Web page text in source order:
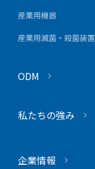
産業用機器
産業用滅菌・殺菌装置
ODM
私たちの強み
企業情報